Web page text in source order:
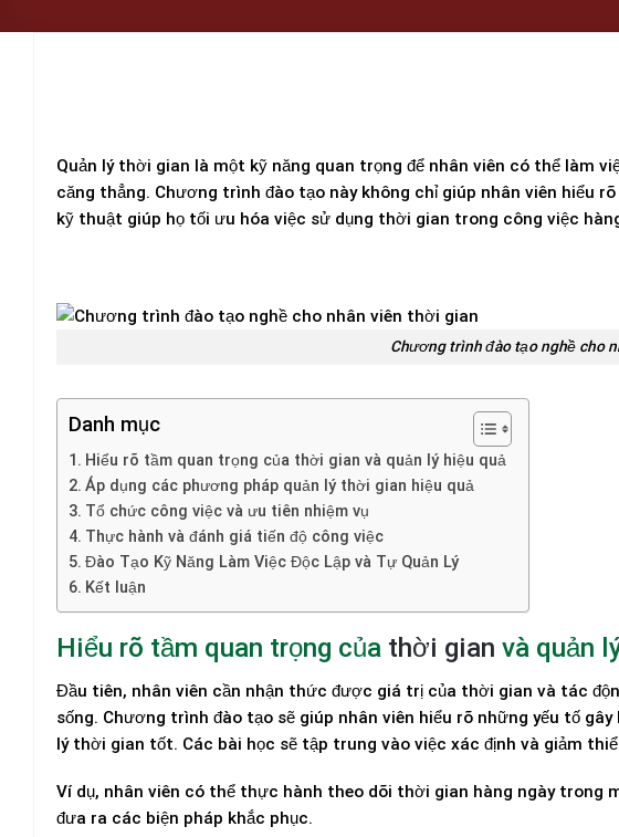
Quản lý thời gian là một kỹ năng quan trọng để nhân viên có thể làm
căng thẳng. Chương trình đào tạo này không chỉ giúp nhân viên hiểu
kỹ thuật giúp họ tối ưu hóa việc sử dụng thời gian trong công việc
Chương trình đào tạo nghề cho
Danh mục
Hiểu rõ tầm quan trọng của thời gian và quản lý hiệu quả
Áp dụng các phương pháp quản lý thời gian hiệu quả
Tổ chức công việc và ưu tiên nhiệm vụ
Thực hành và đánh giá tiến độ công việc
Đào Tạo Kỹ Năng Làm Việc Độc Lập và Tự Quản Lý
Kết luận
Hiểu rõ tầm quan trọng của thời gian và quản
Đầu tiên, nhân viên cần nhận thức được giá trị của thời gian và tác
sống. Chương trình đào tạo sẽ giúp nhân viên hiểu rõ những yếu tố
lý thời gian tốt. Các bài học sẽ tập trung vào việc xác định và giảm
Ví dụ, nhân viên có thể thực hành theo dõi thời gian hàng ngày
đưa ra các biện pháp khắc phục.